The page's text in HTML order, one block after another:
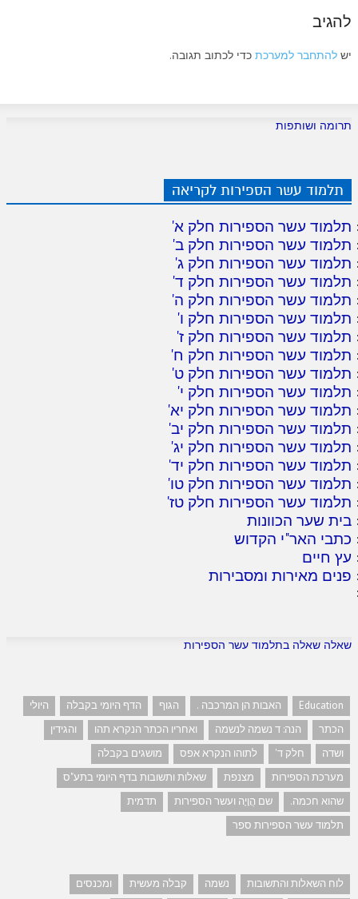
להגיב
יש להתחבר למערכת כדי לכתוב תגובה.
תרומה ושותפות
תלמוד עשר הספירות לקריאה
תלמוד עשר הספירות חלק א'
תלמוד עשר הספירות חלק ב'
תלמוד עשר הספירות חלק ג'
תלמוד עשר הספירות חלק ד'
תלמוד עשר הספירות חלק ה'
תלמוד עשר הספירות חלק ו'
תלמוד עשר הספירות חלק ז'
תלמוד עשר הספירות חלק ח'
תלמוד עשר הספירות חלק ט'
תלמוד עשר הספירות חלק י'
תלמוד עשר הספירות חלק יא'
תלמוד עשר הספירות חלק יב'
תלמוד עשר הספירות חלק יג'
תלמוד עשר הספירות חלק יד'
תלמוד עשר הספירות חלק טו'
תלמוד עשר הספירות חלק טז'
בית שער הכוונות
כתבי האר"י הקדוש
עץ חיים
פנים מאירות ומסבירות
שאלה שאלה בתלמוד עשר הספירות
Education האבות הן המרכבה . הגוף הדף היומי בקבלה
היולי
הכתר
הנה: ד נשמה לנשמה ואחריו הכתר הנקרא תהו
והגידין
ושדה
חלק ד' לתוהו הנקרא אפס
מושגים בקבלה
מערכת הספירות
מצנפת
שאלות ותשובות בדף היומי בתע"ס
שהוא חכמה.
שם הֲוָיָה ועשר הספירות
תדמית
תלמוד עשר הספירות ספר
לוח השאלות והתשובות נשמה קבלה מעשית
ומכנסים